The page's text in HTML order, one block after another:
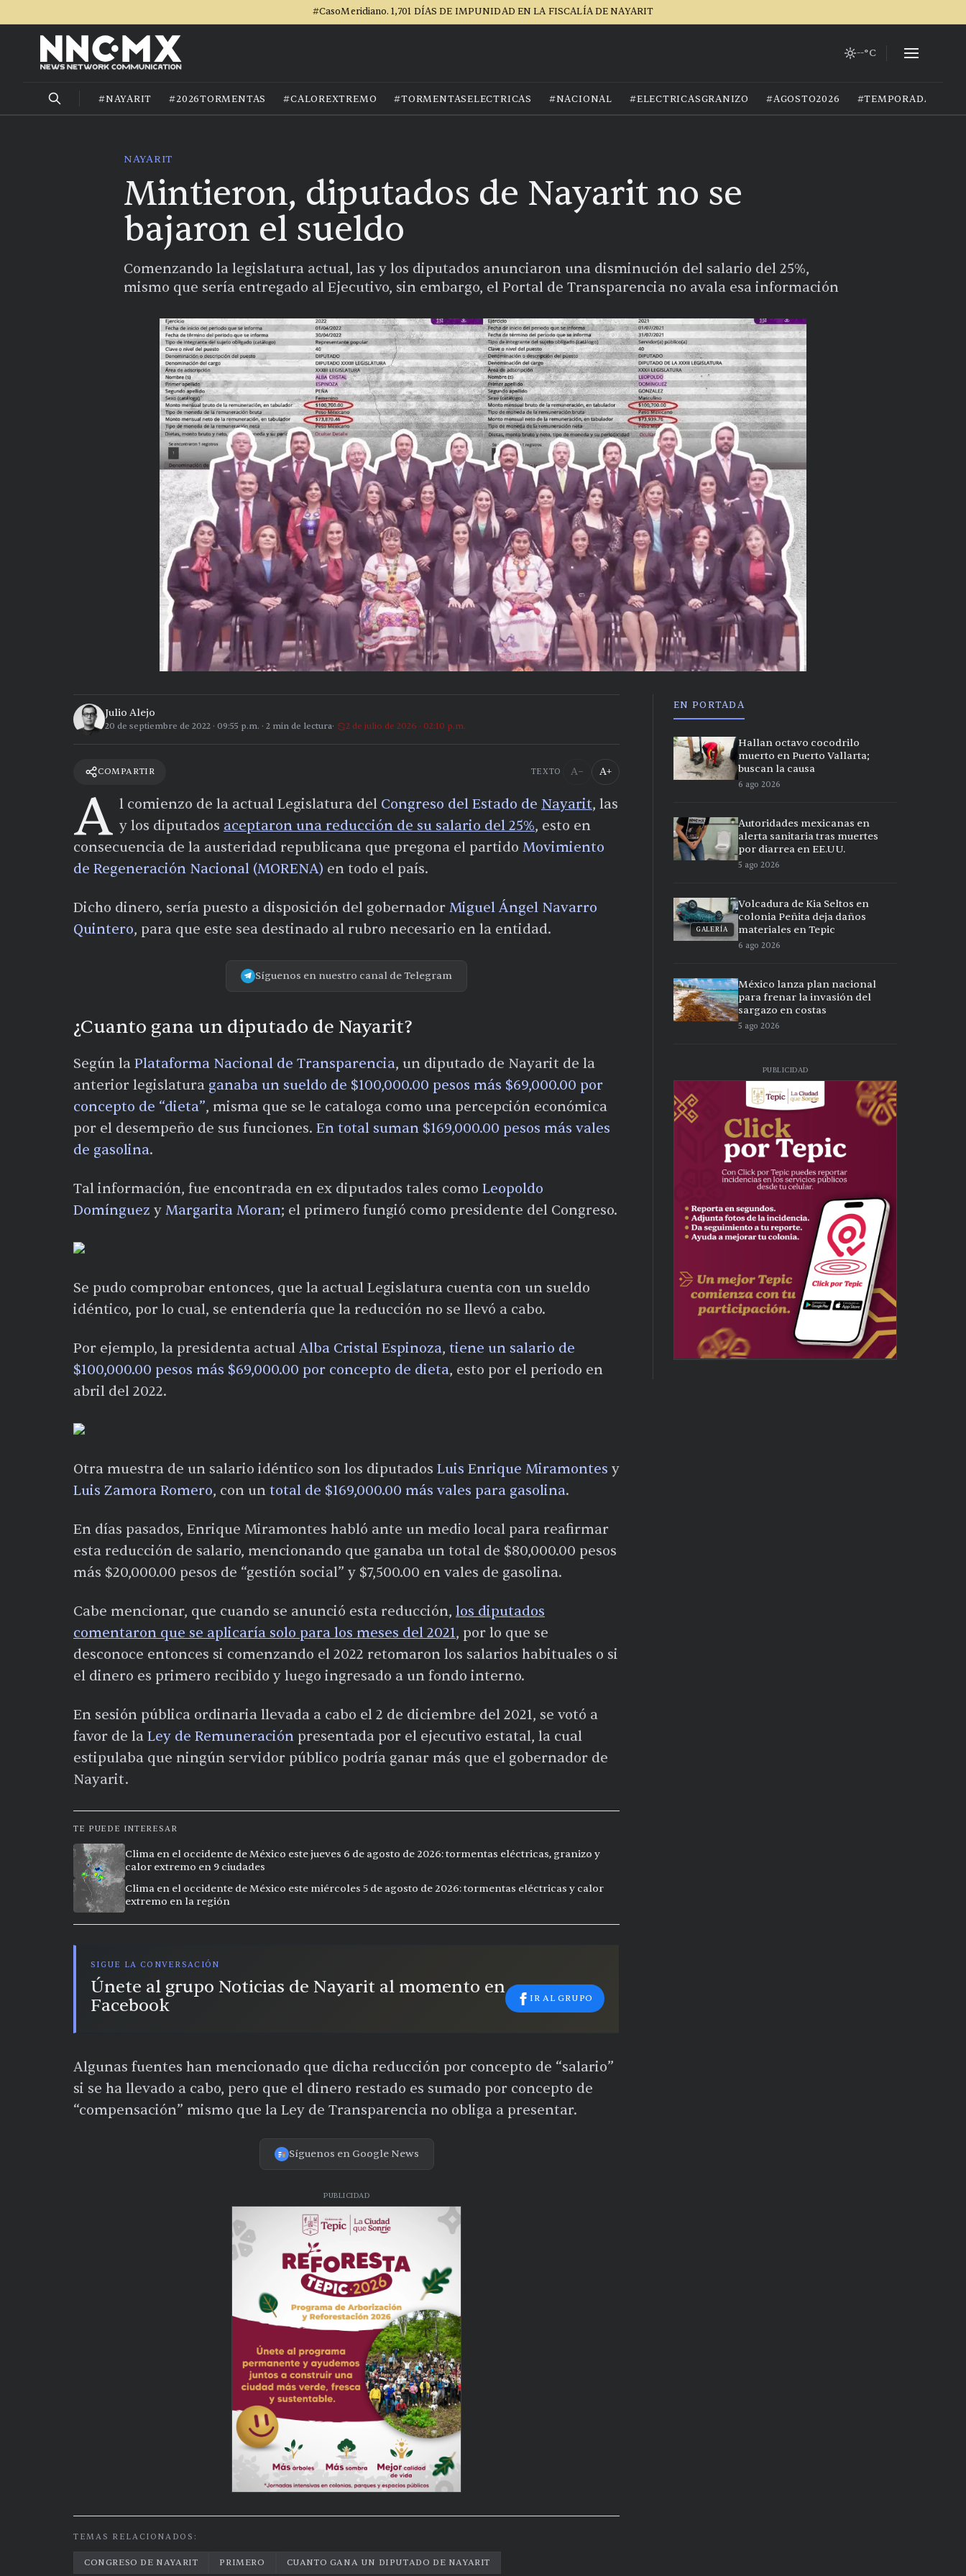
#CasoMeridiano. 1,701 DÍAS DE IMPUNIDAD EN LA FISCALÍA DE NAYARIT
--°C
#NAYARIT #2026TORMENTAS #CALOREXTREMO #TORMENTASELECTRICAS #NACIONAL #ELECTRICASGRANIZO #AGOSTO2026
NAYARIT
Mintieron, diputados de Nayarit no se
bajaron el sueldo
Comenzando la legislatura actual, las y los diputados anunciaron una disminución del salario del 25%,
mismo que sería entregado al Ejecutivo, sin embargo, el Portal de Transparencia no avala esa información
Julio Alejo
20 de septiembre de 2022 · 09:55 p.m. · 2 min de lectura 2 de julio de 2026 · 02:10 p.m.
COMPARTIR TEXTO A− A+
A l comienzo de la actual Legislatura del Congreso del Estado de Nayarit, las
y los diputados aceptaron una reducción de su salario del 25%, esto en
consecuencia de la austeridad republicana que pregona el partido Movimiento
de Regeneración Nacional (MORENA) en todo el país.
Dicho dinero, sería puesto a disposición del gobernador Miguel Ángel Navarro
Quintero, para que este sea destinado al rubro necesario en la entidad.
Síguenos en nuestro canal de Telegram
¿Cuanto gana un diputado de Nayarit?
Según la Plataforma Nacional de Transparencia, un diputado de Nayarit de la
anterior legislatura ganaba un sueldo de $100,000.00 pesos más $69,000.00 por
concepto de “dieta”, misma que se le cataloga como una percepción económica
por el desempeño de sus funciones. En total suman $169,000.00 pesos más vales
de gasolina.
Tal información, fue encontrada en ex diputados tales como Leopoldo
Domínguez y Margarita Moran; el primero fungió como presidente del Congreso.
Se pudo comprobar entonces, que la actual Legislatura cuenta con un sueldo
idéntico, por lo cual, se entendería que la reducción no se llevó a cabo.
Por ejemplo, la presidenta actual Alba Cristal Espinoza, tiene un salario de
$100,000.00 pesos más $69,000.00 por concepto de dieta, esto por el periodo en
abril del 2022.
Otra muestra de un salario idéntico son los diputados Luis Enrique Miramontes y
Luis Zamora Romero, con un total de $169,000.00 más vales para gasolina.
En días pasados, Enrique Miramontes habló ante un medio local para reafirmar
esta reducción de salario, mencionando que ganaba un total de $80,000.00 pesos
más $20,000.00 pesos de “gestión social” y $7,500.00 en vales de gasolina.
Cabe mencionar, que cuando se anunció esta reducción, los diputados
comentaron que se aplicaría solo para los meses del 2021, por lo que se
desconoce entonces si comenzando el 2022 retomaron los salarios habituales o si
el dinero es primero recibido y luego ingresado a un fondo interno.
En sesión pública ordinaria llevada a cabo el 2 de diciembre del 2021, se votó a
favor de la Ley de Remuneración presentada por el ejecutivo estatal, la cual
estipulaba que ningún servidor público podría ganar más que el gobernador de
Nayarit.
TE PUEDE INTERESAR
Clima en el occidente de México este jueves 6 de agosto de 2026: tormentas eléctricas, granizo y
calor extremo en 9 ciudades
Clima en el occidente de México este miércoles 5 de agosto de 2026: tormentas eléctricas y calor
extremo en la región
SIGUE LA CONVERSACIÓN
Únete al grupo Noticias de Nayarit al momento en
Facebook
IR AL GRUPO
Algunas fuentes han mencionado que dicha reducción por concepto de “salario”
si se ha llevado a cabo, pero que el dinero restado es sumado por concepto de
“compensación” mismo que la Ley de Transparencia no obliga a presentar.
Síguenos en Google News
PUBLICIDAD
TEMAS RELACIONADOS:
CONGRESO DE NAYARIT PRIMERO CUANTO GANA UN DIPUTADO DE NAYARIT
EN PORTADA
Hallan octavo cocodrilo
muerto en Puerto Vallarta;
buscan la causa
6 ago 2026
Autoridades mexicanas en
alerta sanitaria tras muertes
por diarrea en EE.UU.
5 ago 2026
GALERÍA
Volcadura de Kia Seltos en
colonia Peñita deja daños
materiales en Tepic
6 ago 2026
México lanza plan nacional
para frenar la invasión del
sargazo en costas
5 ago 2026
PUBLICIDAD